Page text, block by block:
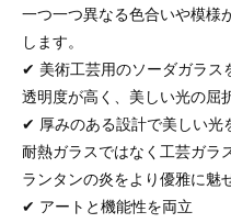
一つ一つ異なる色合いや模様
します。
✔ 美術工芸用のソーダガラス
透明度が高く、美しい光の屈
✔ 厚みのある設計で美しい光
耐熱ガラスではなく工芸ガラ
ランタンの炎をより優雅に魅
✔ アートと機能性を両立